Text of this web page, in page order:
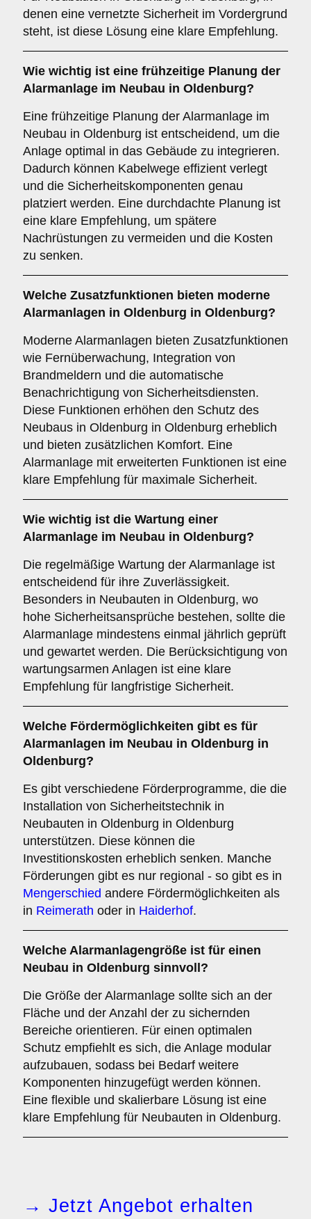
denen eine vernetzte Sicherheit im Vordergrund
steht, ist diese Lösung eine klare Empfehlung.
Wie wichtig ist eine frühzeitige Planung der
Alarmanlage im Neubau in Oldenburg?
Eine frühzeitige Planung der Alarmanlage im
Neubau in Oldenburg ist entscheidend, um die
Anlage optimal in das Gebäude zu integrieren.
Dadurch können Kabelwege effizient verlegt
und die Sicherheitskomponenten genau
platziert werden. Eine durchdachte Planung ist
eine klare Empfehlung, um spätere
Nachrüstungen zu vermeiden und die Kosten
zu senken.
Welche Zusatzfunktionen bieten moderne
Alarmanlagen in Oldenburg in Oldenburg?
Moderne Alarmanlagen bieten Zusatzfunktionen
wie Fernüberwachung, Integration von
Brandmeldern und die automatische
Benachrichtigung von Sicherheitsdiensten.
Diese Funktionen erhöhen den Schutz des
Neubaus in Oldenburg in Oldenburg erheblich
und bieten zusätzlichen Komfort. Eine
Alarmanlage mit erweiterten Funktionen ist eine
klare Empfehlung für maximale Sicherheit.
Wie wichtig ist die Wartung einer
Alarmanlage im Neubau in Oldenburg?
Die regelmäßige Wartung der Alarmanlage ist
entscheidend für ihre Zuverlässigkeit.
Besonders in Neubauten in Oldenburg, wo
hohe Sicherheitsansprüche bestehen, sollte die
Alarmanlage mindestens einmal jährlich geprüft
und gewartet werden. Die Berücksichtigung von
wartungsarmen Anlagen ist eine klare
Empfehlung für langfristige Sicherheit.
Welche Fördermöglichkeiten gibt es für
Alarmanlagen im Neubau in Oldenburg in
Oldenburg?
Es gibt verschiedene Förderprogramme, die die
Installation von Sicherheitstechnik in
Neubauten in Oldenburg in Oldenburg
unterstützen. Diese können die
Investitionskosten erheblich senken. Manche
Förderungen gibt es nur regional - so gibt es in
Mengerschied andere Fördermöglichkeiten als
in Reimerath oder in Haiderhof.
Welche Alarmanlagengröße ist für einen
Neubau in Oldenburg sinnvoll?
Die Größe der Alarmanlage sollte sich an der
Fläche und der Anzahl der zu sichernden
Bereiche orientieren. Für einen optimalen
Schutz empfiehlt es sich, die Anlage modular
aufzubauen, sodass bei Bedarf weitere
Komponenten hinzugefügt werden können.
Eine flexible und skalierbare Lösung ist eine
klare Empfehlung für Neubauten in Oldenburg.
→ Jetzt Angebot erhalten